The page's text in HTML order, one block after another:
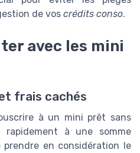
de vos crédits conso.
avec les mini
frais cachés
à un mini prêt sans
à une somme
en considération le